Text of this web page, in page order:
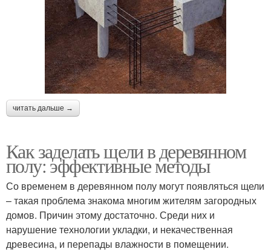
читать дальше →
Как заделать щели в деревянном
полу: эффективные методы
Со временем в деревянном полу могут появляться щели
– такая проблема знакома многим жителям загородных
домов. Причин этому достаточно. Среди них и
нарушение технологии укладки, и некачественная
древесина, и перепады влажности в помещении.